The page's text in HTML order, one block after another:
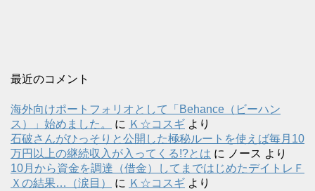
最近のコメント
海外向けポートフォリオとして「Behance（ビーハン
ス）」始めました。
に Ｋ☆コスギ より
石破さんがひっそりと公開した極秘ルートを使えば毎月10
万円以上の継続収入が入ってくる!?とは に ノース より
10月から資金を調達（借金）してまではじめたデイトレＦ
Ｘの結果…（涙目）
に Ｋ☆コスギ より